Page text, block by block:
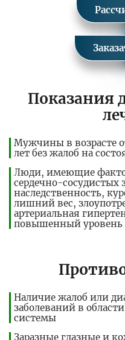
Показания
Мужчины в возрасте
лет без жалоб на
Люди, имеющие
сердечно-сосудистых
наследственность,
лишний вес,
артериальная
повышенный уровень
Наличие жалоб или
заболеваний в
системы
Заразные глазные и